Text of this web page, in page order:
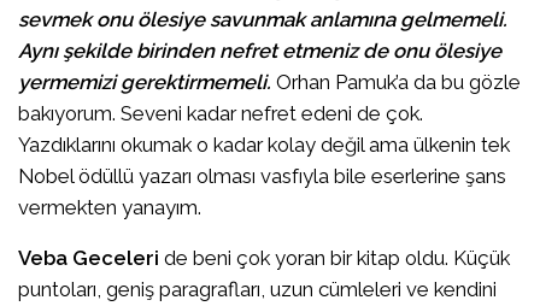
sevmek onu ölesiye savunmak anlamına gelmemeli.
Aynı şekilde birinden nefret etmeniz de onu ölesiye
yermemizi gerektirmemeli. Orhan Pamuk’a da bu gözle
bakıyorum. Seveni kadar nefret edeni de çok.
Yazdıklarını okumak o kadar kolay değil ama ülkenin tek
Nobel ödüllü yazarı olması vasfıyla bile eserlerine şans
vermekten yanayım.
Veba Geceleri de beni çok yoran bir kitap oldu. Küçük
puntoları, geniş paragrafları, uzun cümleleri ve kendini